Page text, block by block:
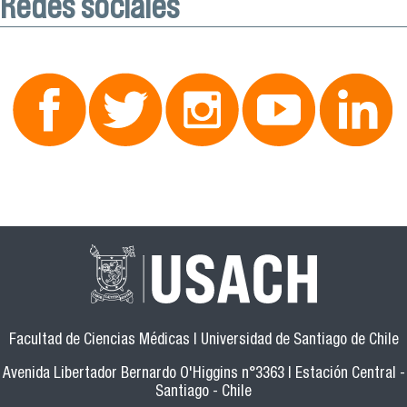
Facultad de Ciencias Médicas | Universidad de Santiago de Chile
Avenida Libertador Bernardo O'Higgins n°3363 | Estación Central -
Santiago - Chile